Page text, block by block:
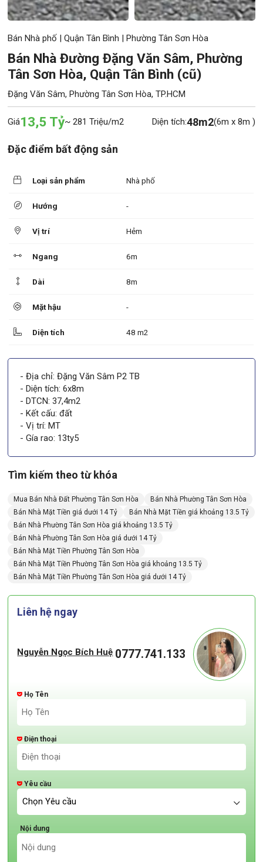
Bán Nhà phố |Quận Tân Bình |Phường Tân Sơn Hòa
Bán Nhà Đường Đặng Văn Sâm, Phường
Tân Sơn Hòa, Quận Tân Bình (cũ)
Đặng Văn Sâm, Phường Tân Sơn Hòa, TP.HCM
Giá13,5 Tỷ~ 281 Triệu/m2 Diện tích:48m2(6m x 8m )
Đặc điểm bất động sản
Loại sản phẩm Nhà phố
Hướng -
Vị trí Hẻm
Ngang 6m
Dài 8m
Mặt hậu -
Diện tích 48 m2
- Địa chỉ: Đặng Văn Sâm P2 TB
- Diện tích: 6x8m
- DTCN: 37,4m2
- Kết cấu: đất
- Vị trí: MT
- Gía rao: 13ty5
Tìm kiếm theo từ khóa
Mua Bán Nhà Đất Phường Tân Sơn Hòa
Bán Nhà Phường Tân Sơn Hòa
Bán Nhà Mặt Tiền giá dưới 14 Tỷ
Bán Nhà Mặt Tiền giá khoảng 13.5 Tỷ
Bán Nhà Phường Tân Sơn Hòa giá khoảng 13.5 Tỷ
Bán Nhà Phường Tân Sơn Hòa giá dưới 14 Tỷ
Bán Nhà Mặt Tiền Phường Tân Sơn Hòa
Bán Nhà Mặt Tiền Phường Tân Sơn Hòa giá khoảng 13.5 Tỷ
Bán Nhà Mặt Tiền Phường Tân Sơn Hòa giá dưới 14 Tỷ
Liên hệ ngay
Nguyễn Ngọc Bích Huệ 0777.741.133
Họ Tên
Điện thoại
Yêu cầu
Nội dung